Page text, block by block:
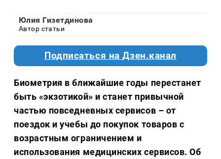
Юлия Гизетдинова
Автор статьи
Подписаться на Дзен.канал
Биометрия в ближайшие годы перестанет
быть «экзотикой» и станет привычной
частью повседневных сервисов – от
поездок и учебы до покупок товаров с
возрастным ограничением и
использования медицинских сервисов. Об